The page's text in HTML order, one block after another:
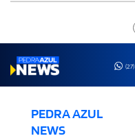
(27)
PEDRA AZUL
NEWS